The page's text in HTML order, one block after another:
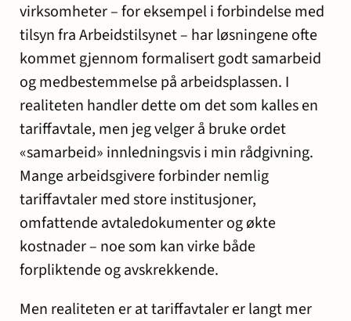
virksomheter – for eksempel i forbindelse med
tilsyn fra Arbeidstilsynet – har løsningene ofte
kommet gjennom formalisert godt samarbeid
og medbestemmelse på arbeidsplassen. I
realiteten handler dette om det som kalles en
tariffavtale, men jeg velger å bruke ordet
«samarbeid» innledningsvis i min rådgivning.
Mange arbeidsgivere forbinder nemlig
tariffavtaler med store institusjoner,
omfattende avtaledokumenter og økte
kostnader – noe som kan virke både
forpliktende og avskrekkende.
Men realiteten er at tariffavtaler er langt mer